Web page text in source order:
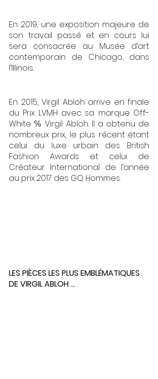
En 2019, une exposition majeure de
son travail passé et en cours lui
sera consacrée au Musée d’art
contemporain de Chicago, dans
l’Illinois.
En 2015, Virgil Abloh arrive en finale
du Prix LVMH avec sa marque Off-
White ℅ Virgil Abloh. Il a obtenu de
nombreux prix, le plus récent étant
celui du luxe urbain des British
Fashion Awards et celui de
Créateur International de l’année
au prix 2017 des GQ Hommes.
LES PIÈCES LES PLUS EMBLÉMATIQUES
DE VIRGIL ABLOH …